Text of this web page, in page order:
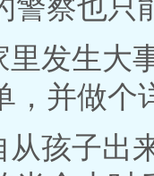
警察也只
发生大
，并做个
从孩子出